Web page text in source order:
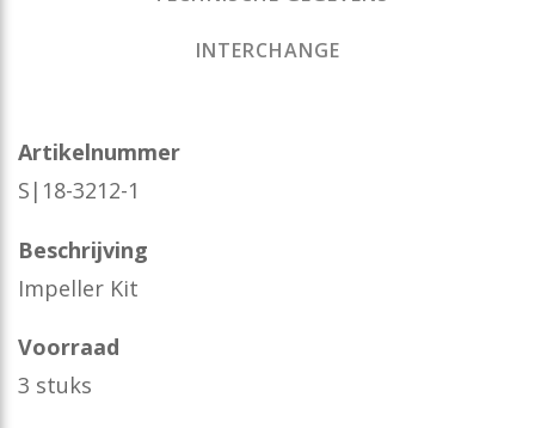
INTERCHANGE
Artikelnummer
S|18-3212-1
Beschrijving
Impeller Kit
Voorraad
3 stuks